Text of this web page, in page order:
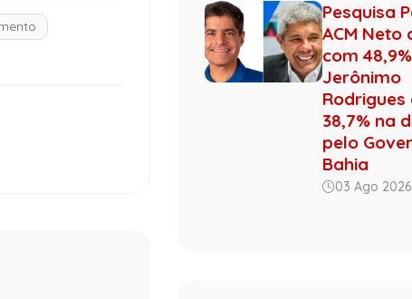
Pesquisa
ACM Neto
com
Jerônimo
Rodrigues
38,7% na
pelo
Bahia
03 Ago